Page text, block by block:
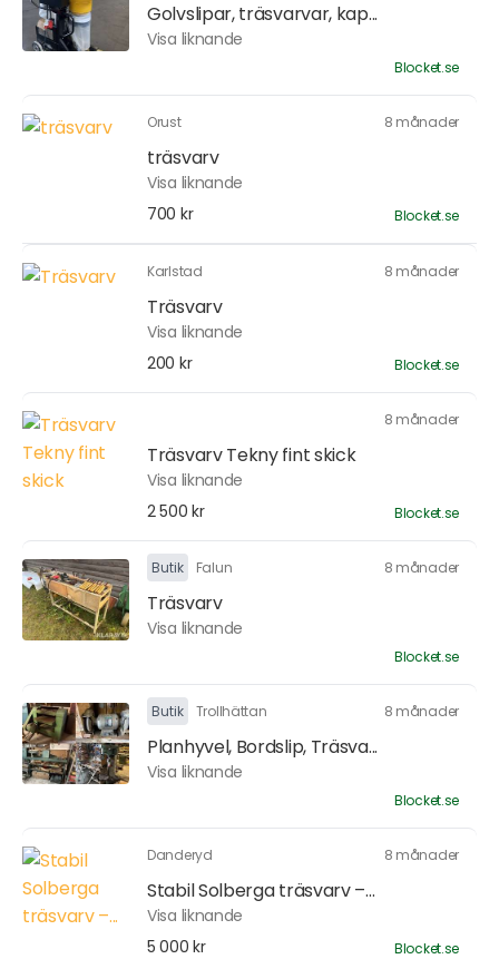
Golvslipar, träsvarvar, kap...
Visa liknande
Blocket.se
Orust 8 månader
träsvarv
Visa liknande
700 kr
Blocket.se
Karlstad 8 månader
Träsvarv
Visa liknande
200 kr
Blocket.se
8 månader
Träsvarv Tekny fint skick
Visa liknande
2 500 kr
Blocket.se
Butik Falun 8 månader
Träsvarv
Visa liknande
Blocket.se
Butik Trollhättan 8 månader
Planhyvel, Bordslip, Träsva...
Visa liknande
Blocket.se
Danderyd 8 månader
Stabil Solberga träsvarv –...
Visa liknande
5 000 kr
Blocket.se